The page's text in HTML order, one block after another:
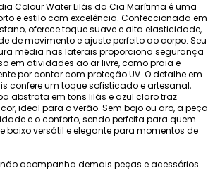
Colour Water Lilás da Cia Marítima é uma
e estilo com excelência. Confeccionada em
oferece toque suave e alta elasticidade,
de movimento e ajuste perfeito ao corpo. Seu
média nas laterais proporciona segurança
em atividades ao ar livre, como praia e
por contar com proteção UV. O detalhe em
confere um toque sofisticado e artesanal,
abstrata em tons lilás e azul claro traz
ideal para o verão. Sem bojo ou aro, a peça
e o conforto, sendo perfeita para quem
baixo versátil e elegante para momentos de
acompanha demais peças e acessórios.